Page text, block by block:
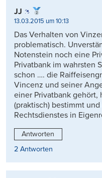
JJ
13.03.2015 um 10:13
Das Verhalten von
problematisch.
Notenstein noch eine
Privatbank im wahrsten
schon …. die
Vincenz und seiner
einer Privatbank
(praktisch) bestimmt
Rechtsdienstes in
Antworten
2 Antworten